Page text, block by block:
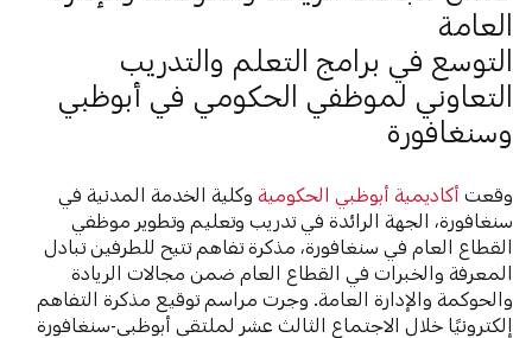
العامة
التوسع في برامج التعلم والتدريب
التعاوني لموظفي الحكومي في أبوظبي
وسنغافورة
وقعت أكاديمية أبوظبي الحكومية وكلية الخدمة المدنية في
سنغافورة، الجهة الرائدة في تدريب وتعليم وتطوير موظفي
القطاع العام في سنغافورة، مذكرة تفاهم تتيح للطرفين تبادل
المعرفة والخبرات في القطاع العام ضمن مجالات الريادة
والحوكمة والإدارة العامة. وجرت مراسم توقيع مذكرة التفاهم
إلكترونيًا خلال الاجتماع الثالث عشر لملتقى أبوظبي-سنغافورة